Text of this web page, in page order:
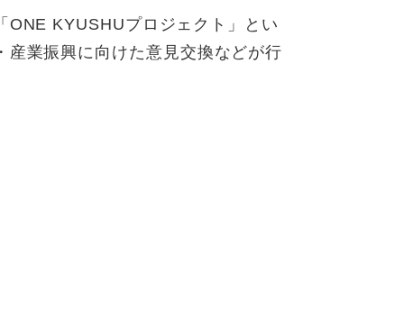
KYUSHUプロジェクト」とい
業振興に向けた意見交換などが行